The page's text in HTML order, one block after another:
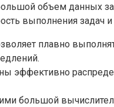
объем данных
выполнения задач
плавно
эффективно
большой